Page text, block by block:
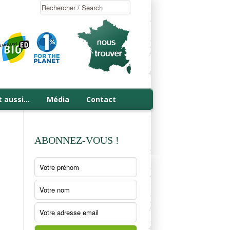
aussi… Média Contact
ABONNEZ-VOUS !